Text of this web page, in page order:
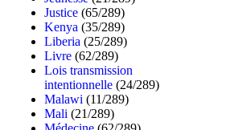
Justice (65/289)
Kenya (35/289)
Liberia (25/289)
Livre (62/289)
Lois transmission
intentionnelle (24/289)
Malawi (11/289)
Mali (21/289)